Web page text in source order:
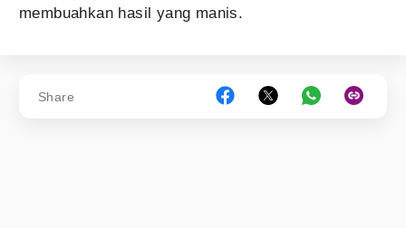
membuahkan hasil yang manis.
Share